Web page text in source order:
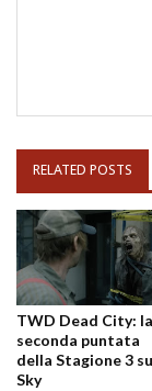
RELATED POSTS
TWD Dead City: la
seconda puntata
della Stagione 3 su
Sky